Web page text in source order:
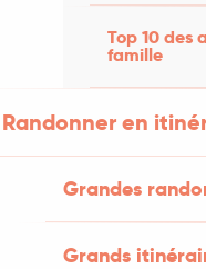
Top 10 des
famille
Randonner en
Grandes
Grands